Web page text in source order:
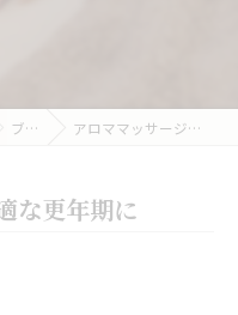
ブログ アロママッサージで快適な更年期に
な更年期に